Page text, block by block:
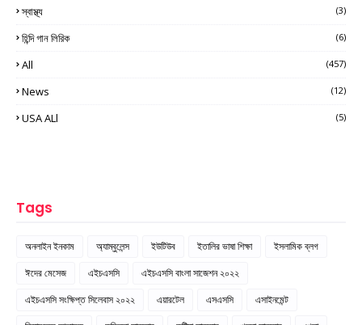
স্বাস্থ্য (3)
হিন্দি গান লিরিক (6)
All (457)
News (12)
USA ALl (5)
Tags
অনলাইন ইনকাম অ্যাম্বুলেন্স ইউটিউব ইতালির ভাষা শিক্ষা
ইসলামিক ব্লগ
ঈদের মেসেজ
এইচএসসি
এইচএসসি বাংলা সাজেশন ২০২২
এইচএসসি সংক্ষিপ্ত সিলেবাস ২০২২
এয়ারটেল এসএসসি
এসাইনমেন্ট